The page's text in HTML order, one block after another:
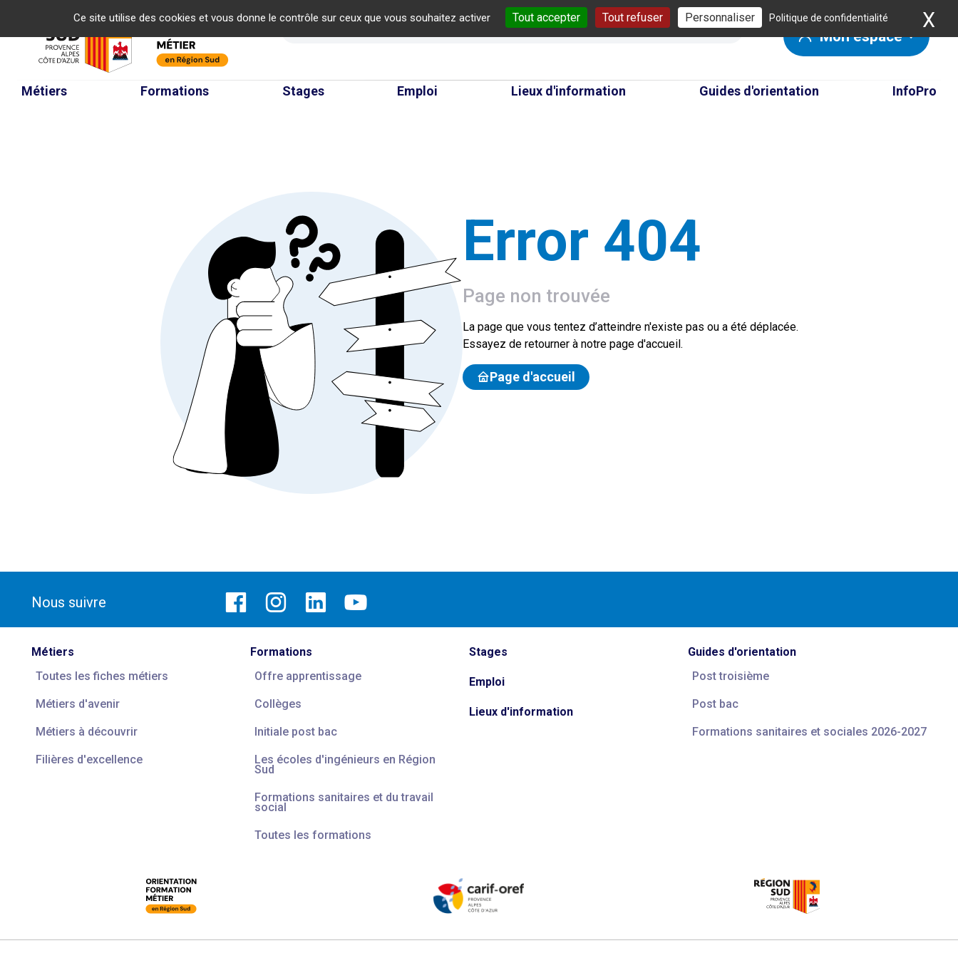
Ce site utilise des cookies et vous donne le contrôle sur ceux que vous souhaitez activer Tout accepter Tout refuser Personnaliser Politique de confidentialité X
Mon espace
Métiers Formations Stages Emploi Lieux d'information Guides d'orientation InfoPro
Error 404
Page non trouvée
La page que vous tentez d’atteindre n'existe pas ou a été déplacée.
Essayez de retourner à notre page d'accueil.
Page d'accueil
Nous suivre
Métiers
Toutes les fiches métiers
Métiers d'avenir
Métiers à découvrir
Filières d'excellence
Formations
Offre apprentissage
Collèges
Initiale post bac
Les écoles d'ingénieurs en Région
Sud
Formations sanitaires et du travail
social
Toutes les formations
Stages
Emploi
Lieux d'information
Guides d'orientation
Post troisième
Post bac
Formations sanitaires et sociales 2026-2027